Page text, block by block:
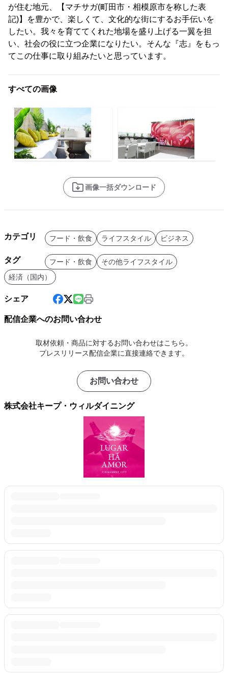
が住む地元、【マチサガ(町田市・相模原市を称した表
記)】を豊かで、楽しくて、文化的な街にするお手伝いを
したい。我々を育ててくれた地場を盛り上げる一翼を担
い、社会の役に立つ企業になりたい。そんな『志』をもっ
てこの仕事に取り組みたいと思っています。
すべての画像
画像一括ダウンロード
カテゴリ フード・飲食 ライフスタイル ビジネス
タグ フード・飲食
その他ライフスタイル
経済（国内）
シェア
配信企業へのお問い合わせ
取材依頼・商品に対するお問い合わせはこちら。
プレスリリース配信企業に直接連絡できます。
お問い合わせ
株式会社キープ・ウィルダイニング